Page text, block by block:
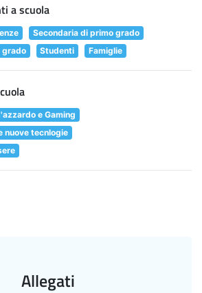
a scuola
Secondaria di primo grado
grado
Studenti Famiglie
e Gaming
nuove tecnlogie
Allegati